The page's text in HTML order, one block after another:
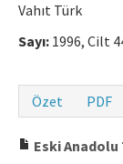
Vahıt Türk
Sayı: 1996, Cilt
Özet
PDF
Eski